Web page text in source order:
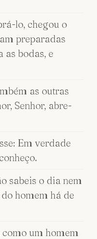
lo, chegou o
preparadas
as bodas, e
as outras
Senhor, abre-
Em verdade
sabeis o dia nem
homem há de
um homem